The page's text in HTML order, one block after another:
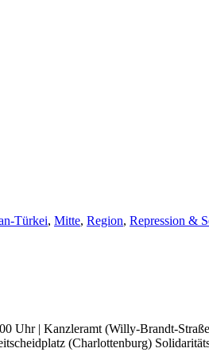
Türkei, Mitte, Region, Repression &
Uhr | Kanzleramt (Willy-Brandt-
(Charlottenburg)